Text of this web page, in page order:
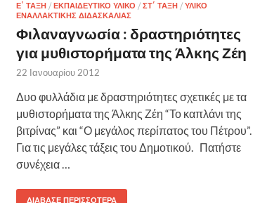
Ε΄ ΤΆΞΗ / ΕΚΠΑΙΔΕΥΤΙΚΌ ΥΛΙΚΌ / ΣΤ΄ ΤΆΞΗ / ΥΛΙΚΌ
ΕΝΑΛΛΑΚΤΙΚΉΣ ΔΙΔΑΣΚΑΛΊΑΣ
Φιλαναγνωσία : δραστηριότητες
για μυθιστορήματα της Άλκης Ζέη
22 Ιανουαρίου 2012
Δυο φυλλάδια με δραστηριότητες σχετικές με τα
μυθιστορήματα της Άλκης Ζέη “Το καπλάνι της
βιτρίνας” και “Ο μεγάλος περίπατος του Πέτρου”.
Για τις μεγάλες τάξεις του Δημοτικού. Πατήστε
συνέχεια …
ΔΙΆΒΑΣΕ ΠΕΡΙΣΣΌΤΕΡΑ